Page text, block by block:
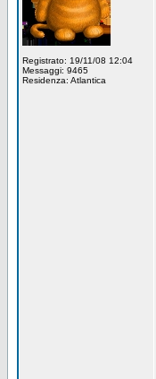
Registrato: 19/11/08 12:04
Messaggi: 9465
Residenza: Atlantica